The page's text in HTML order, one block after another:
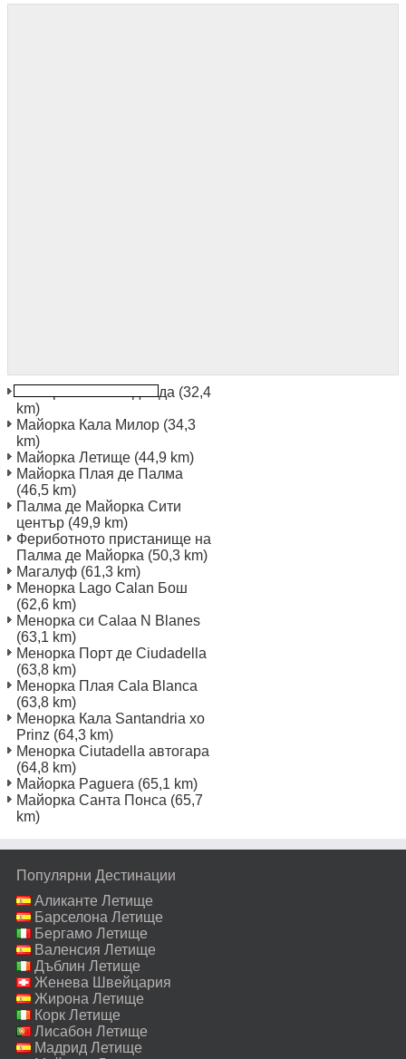
Майорка Кала Раджада (32,4
km)
Майорка Кала Милор (34,3
km)
Майорка Летище (44,9 km)
Майорка Плая де Палма
(46,5 km)
Палма де Майорка Сити
център (49,9 km)
Фериботното пристанище на
Палма де Майорка (50,3 km)
Магалуф (61,3 km)
Менорка Lago Calan Бош
(62,6 km)
Менорка си Calaa N Blanes
(63,1 km)
Менорка Порт де Ciudadella
(63,8 km)
Менорка Плая Cala Blanca
(63,8 km)
Менорка Кала Santandria хо
Prinz (64,3 km)
Менорка Ciutadella автогара
(64,8 km)
Майорка Paguera (65,1 km)
Майорка Санта Понса (65,7
km)
Популярни Дестинации
Аликанте Летище
Барселона Летище
Бергамо Летище
Валенсия Летище
Дъблин Летище
Женева Швейцария
Летище
Жирона Летище
Корк Летище
Лисабон Летище
Мадрид Летище